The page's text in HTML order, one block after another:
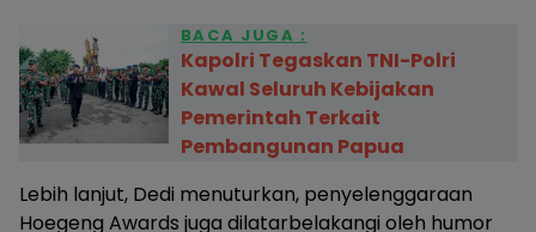
BACA JUGA :
Kapolri Tegaskan TNI-Polri
Kawal Seluruh Kebijakan
Pemerintah Terkait
Pembangunan Papua
Lebih lanjut, Dedi menuturkan, penyelenggaraan
Hoegeng Awards juga dilatarbelakangi oleh humor